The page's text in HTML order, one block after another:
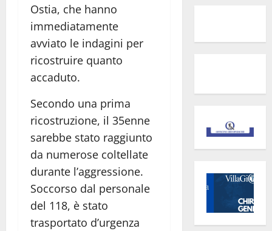
Ostia, che hanno
immediatamente
avviato le indagini per
ricostruire quanto
accaduto.
Secondo una prima
ricostruzione, il 35enne
sarebbe stato raggiunto
da numerose coltellate
durante l’aggressione.
Soccorso dal personale
del 118, è stato
trasportato d’urgenza